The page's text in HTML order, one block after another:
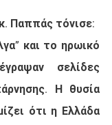
Παππάς τόνισε:
και το ηρωικό
σελίδες
Η θυσία
ότι η Ελλάδα